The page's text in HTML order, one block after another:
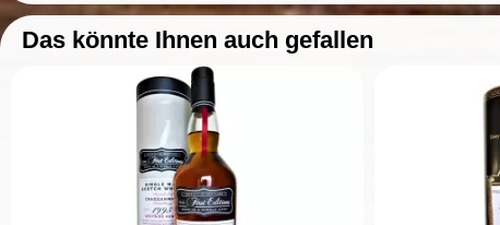
Das könnte Ihnen auch gefallen